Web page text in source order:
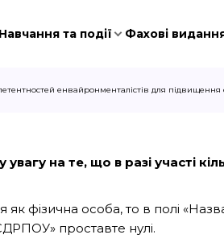
Навчання та події Фахові
енвайронменталістів для підвищення
на те, що в разі участі
фізична особа, то в полі
проставте нулі.